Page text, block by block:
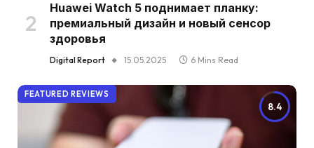
Huawei Watch 5 поднимает планку:
премиальный дизайн и новый сенсор
здоровья
Digital Report 15.05.2025 6 Mins Read
8.4
FEATURED REVIEWS